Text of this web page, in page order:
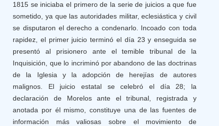
1815 se iniciaba el primero de la serie de juicios a que fue
sometido, ya que las autoridades militar, eclesiástica y civil
se disputaron el derecho a condenarlo. Incoado con toda
rapidez, el primer juicio terminó el día 23 y enseguida se
presentó al prisionero ante el temible tribunal de la
Inquisición, que lo incriminó por abandono de las doctrinas
de la Iglesia y la adopción de herejías de autores
malignos. El juicio estatal se celebró el día 28; la
declaración de Morelos ante el tribunal, registrada y
anotada por él mismo, constituye una de las fuentes de
información más valiosas sobre el movimiento de